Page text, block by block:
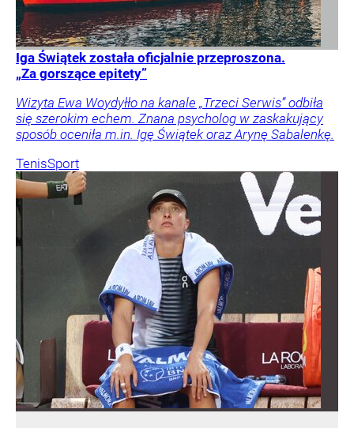
Iga Świątek została oficjalnie przeproszona.
„Za gorszące epitety”
Wizyta Ewa Woydyłło na kanale „Trzeci Serwis” odbiła
się szerokim echem. Znana psycholog w zaskakujący
sposób oceniła m.in. Igę Świątek oraz Arynę Sabalenkę.
TenisSport